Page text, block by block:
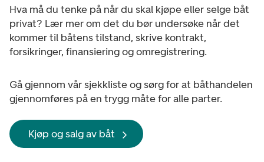
Hva må du tenke på når du skal kjøpe eller selge båt
privat? Lær mer om det du bør undersøke når det
kommer til båtens tilstand, skrive kontrakt,
forsikringer, finansiering og omregistrering.
Gå gjennom vår sjekkliste og sørg for at båthandelen
gjennomføres på en trygg måte for alle parter.
Kjøp og salg av båt